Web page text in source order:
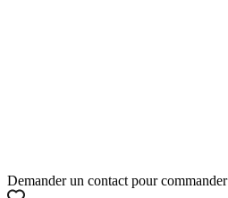
Demander un contact pour commander